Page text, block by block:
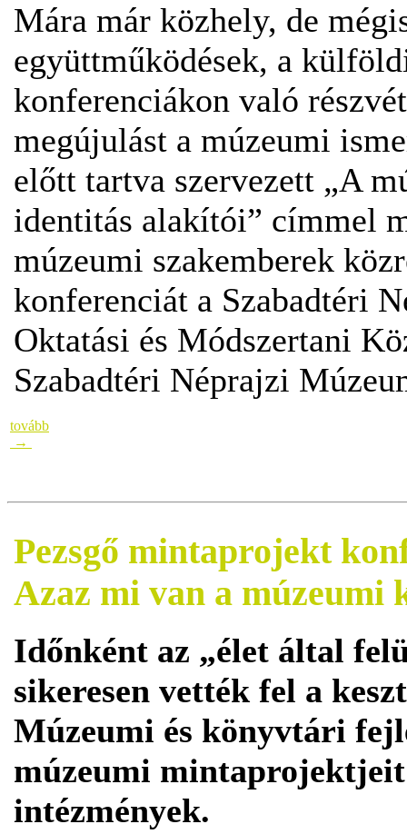
Mára már közhely, de
együttműködések, a
konferenciákon való
megújulást a múzeumi
előtt tartva szervezett „A
identitás alakítói” címmel
múzeumi szakemberek
konferenciát a Szabadtéri
Oktatási és Módszertani
Szabadtéri Néprajzi
tovább
→
Pezsgő mintaprojekt
Azaz mi van a múzeumi
Időnként az „élet által
sikeresen vették fel a
Múzeumi és könyvtári
múzeumi
intézmények.